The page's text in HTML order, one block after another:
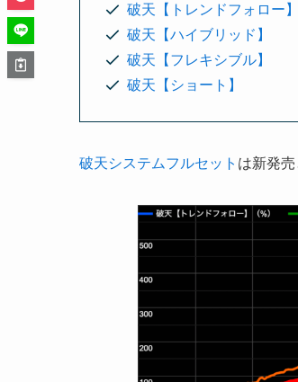
破天【トレンドフォロー】
破天【ハイブリッド】
破天【フレキシブル】
破天【ショート】
破天システムフルセット は新発